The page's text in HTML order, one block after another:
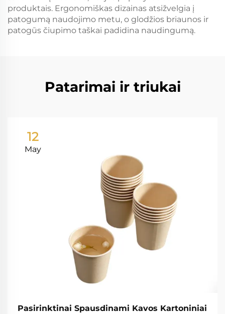
produktais. Ergonomiškas dizainas atsižvelgia į
patogumą naudojimo metu, o glodžios briaunos ir
patogūs čiupimo taškai padidina naudingumą.
Patarimai ir triukai
12
May
Pasirinktinai Spausdinami Kavos Kartoniniai